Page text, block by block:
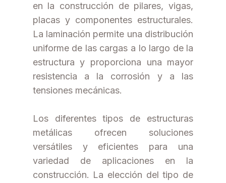
en la construcción de pilares, vigas,
placas y componentes estructurales.
La laminación permite una distribución
uniforme de las cargas a lo largo de la
estructura y proporciona una mayor
resistencia a la corrosión y a las
tensiones mecánicas.
Los diferentes tipos de estructuras
metálicas ofrecen soluciones
versátiles y eficientes para una
variedad de aplicaciones en la
construcción. La elección del tipo de